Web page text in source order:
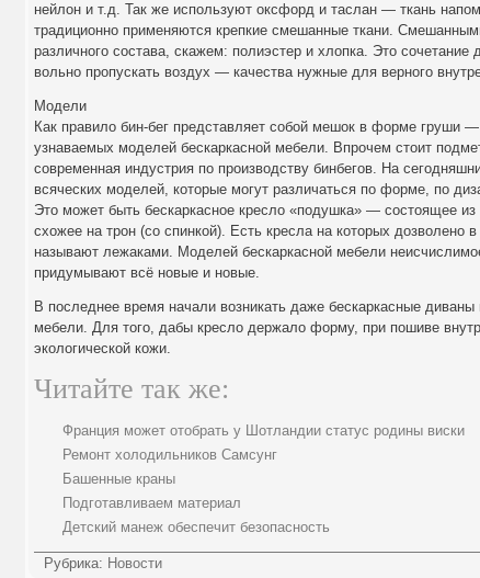
нейлон и т.д. Так же используют оксфорд и таслан — ткань
традиционно применяются крепкие смешанные ткани.
различного состава, скажем: полиэстер и хлопка. Это сочетание
вольно пропускать воздух — качества нужные для верного
Модели
Как правило бин-бег представляет собой мешок в форме груши
узнаваемых моделей бескаркасной мебели. Впрочем стоит
современная индустрия по производству бинбегов. На
всяческих моделей, которые могут различаться по форме, по
Это может быть бескаркасное кресло «подушка» — состоящее
схожее на трон (со спинкой). Есть кресла на которых дозволено
называют лежаками. Моделей бескаркасной мебели
придумывают всё новые и новые.
В последнее время начали возникать даже бескаркасные
мебели. Для того, дабы кресло держало форму, при пошиве
экологической кожи.
Читайте так же:
Франция может отобрать у Шотландии статус родины виски
Ремонт холодильников Самсунг
Башенные краны
Подготавливаем материал
Детский манеж обеспечит безопасность
Рубрика: Новости